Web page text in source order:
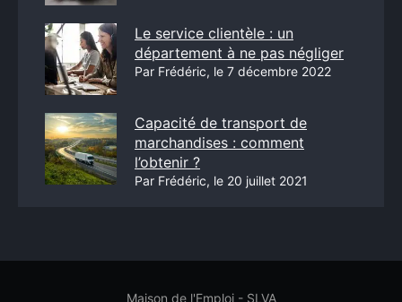
Le service clientèle : un
département à ne pas négliger
Par Frédéric, le 7 décembre 2022
Capacité de transport de
marchandises : comment
l’obtenir ?
Par Frédéric, le 20 juillet 2021
Maison de l'Emploi - SLVA